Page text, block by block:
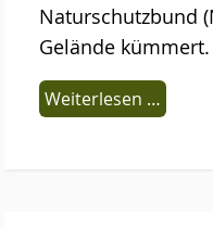
Naturschutzbund
Gelände kümmert.
Weiterlesen …